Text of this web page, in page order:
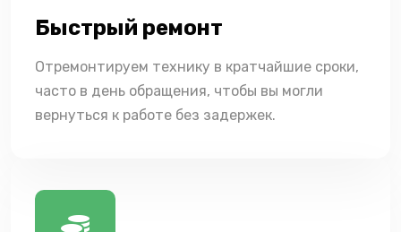
Быстрый ремонт
Отремонтируем технику в кратчайшие сроки,
часто в день обращения, чтобы вы могли
вернуться к работе без задержек.